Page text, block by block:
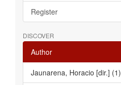
Register
DISCOVER
Author
Jaunarena, Horacio [dir.] (1)